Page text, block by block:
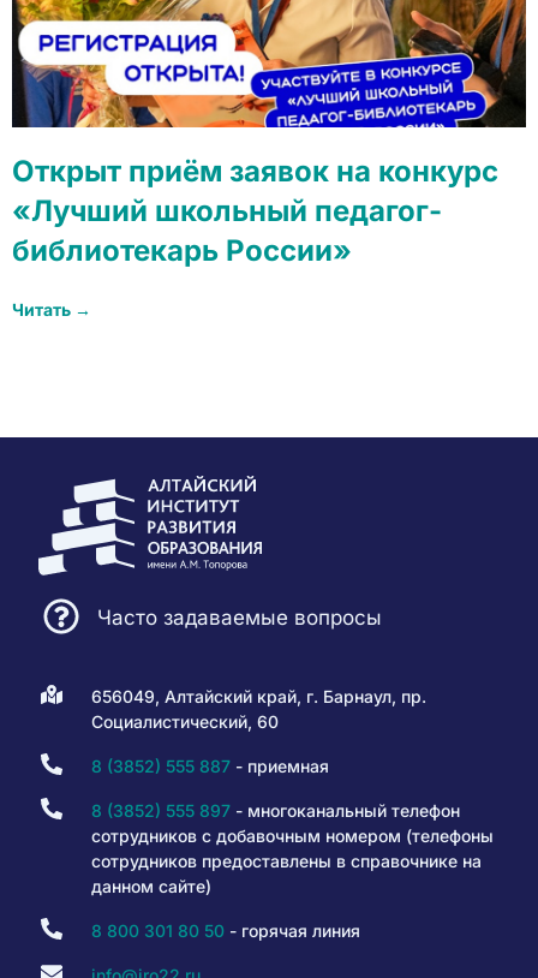
Открыт приём заявок на конкурс
«Лучший школьный педагог-
библиотекарь России»
Читать →
Часто задаваемые вопросы
656049, Алтайский край, г. Барнаул, пр.
Социалистический, 60
8 (3852) 555 887- приемная
8 (3852) 555 897- многоканальный телефон
сотрудников с добавочным номером (телефоны
сотрудников предоставлены в справочнике на
данном сайте)
8 800 301 80 50- горячая линия